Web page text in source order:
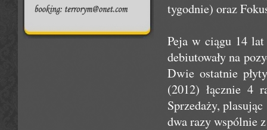
tygodnie) oraz
Peja w ciągu 14
debiutowały na
Dwie ostatnie
(2012) łącznie 4
Sprzedaży,
dwa razy wspólnie